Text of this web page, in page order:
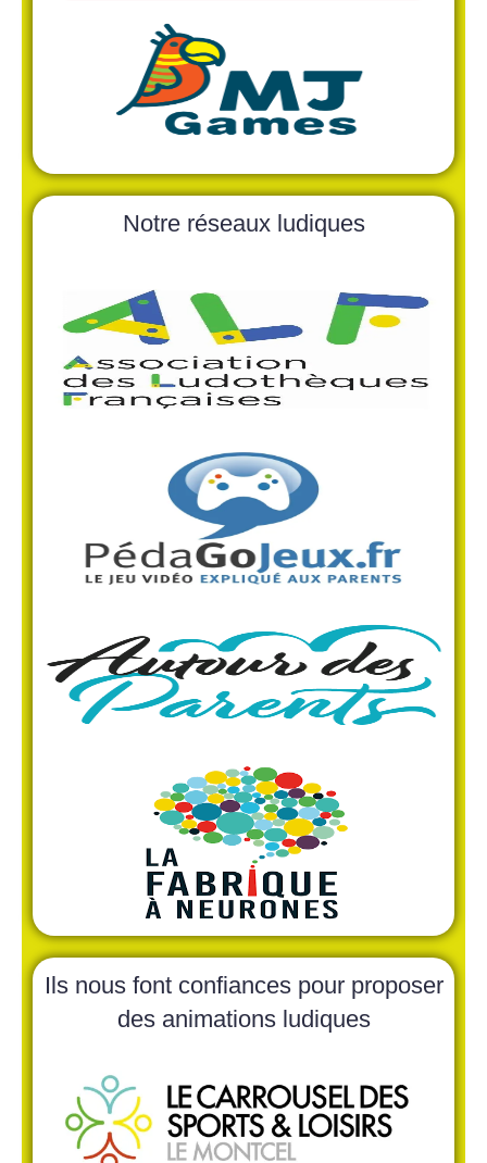
Notre réseaux ludiques
Ils nous font confiances pour proposer
des animations ludiques